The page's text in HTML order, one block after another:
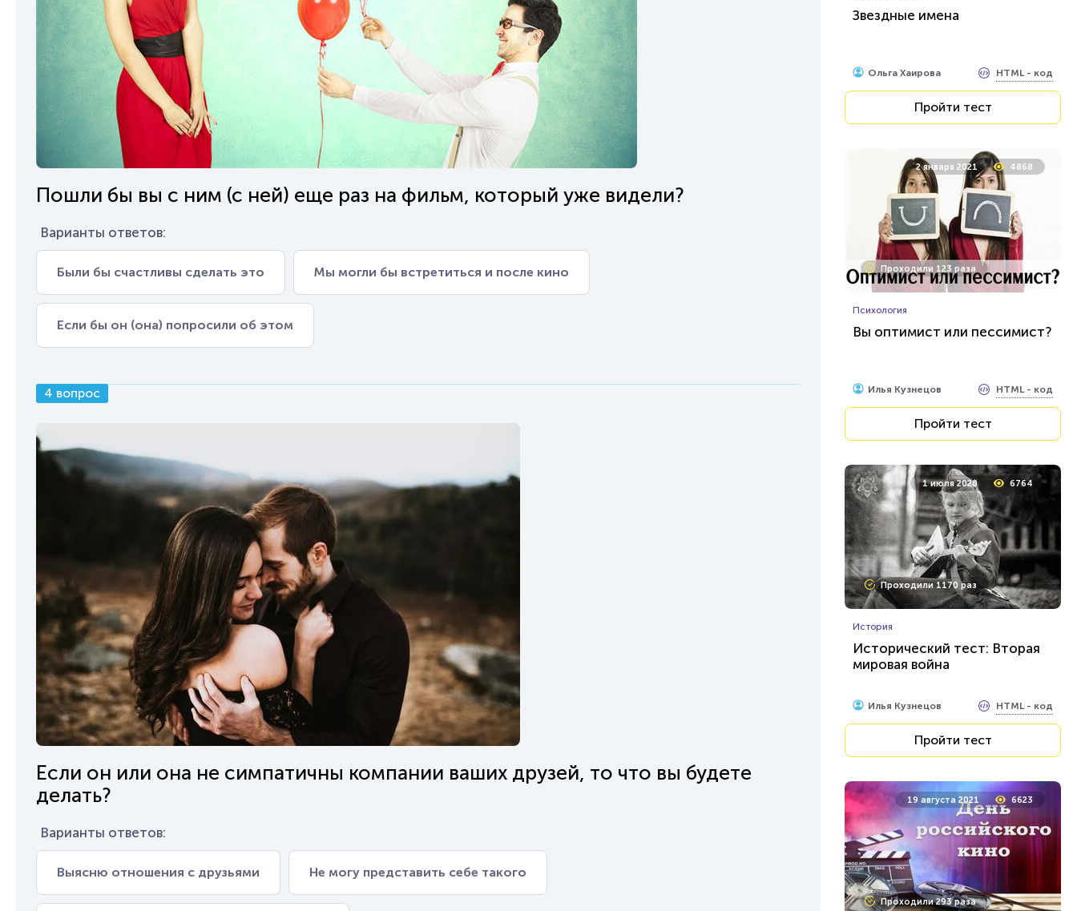
Пошли бы вы с ним (с ней) еще раз на фильм, который уже видели?
Варианты ответов:
Были бы счастливы сделать это Мы могли бы встретиться и после кино
Если бы он (она) попросили об этом
4 вопрос
Если он или она не симпатичны компании ваших друзей, то что вы будете
делать?
Варианты ответов:
Выясню отношения с друзьями Не могу представить себе такого
Звездные имена
Ольга Хаирова HTML - код
Пройти тест
2 января 2021 4868
Проходили 123 раза
Психология
Вы оптимист или пессимист?
Илья Кузнецов HTML - код
Пройти тест
1 июля 2020 6764
Проходили 1170 раз
История
Исторический тест: Вторая
мировая война
Илья Кузнецов HTML - код
Пройти тест
19 августа 2021 6623
Проходили 293 раза